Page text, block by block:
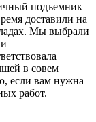
подъемник
доставили на
Мы выбрали
в совем
если вам нужна
работ.